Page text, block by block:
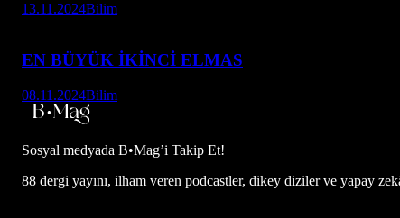
13.11.2024Bilim
EN BÜYÜK İKİNCİ ELMAS
08.11.2024Bilim
Sosyal medyada B•Mag’i Takip Et!
88 dergi yayını, ilham veren podcastler, dikey diziler ve yapay